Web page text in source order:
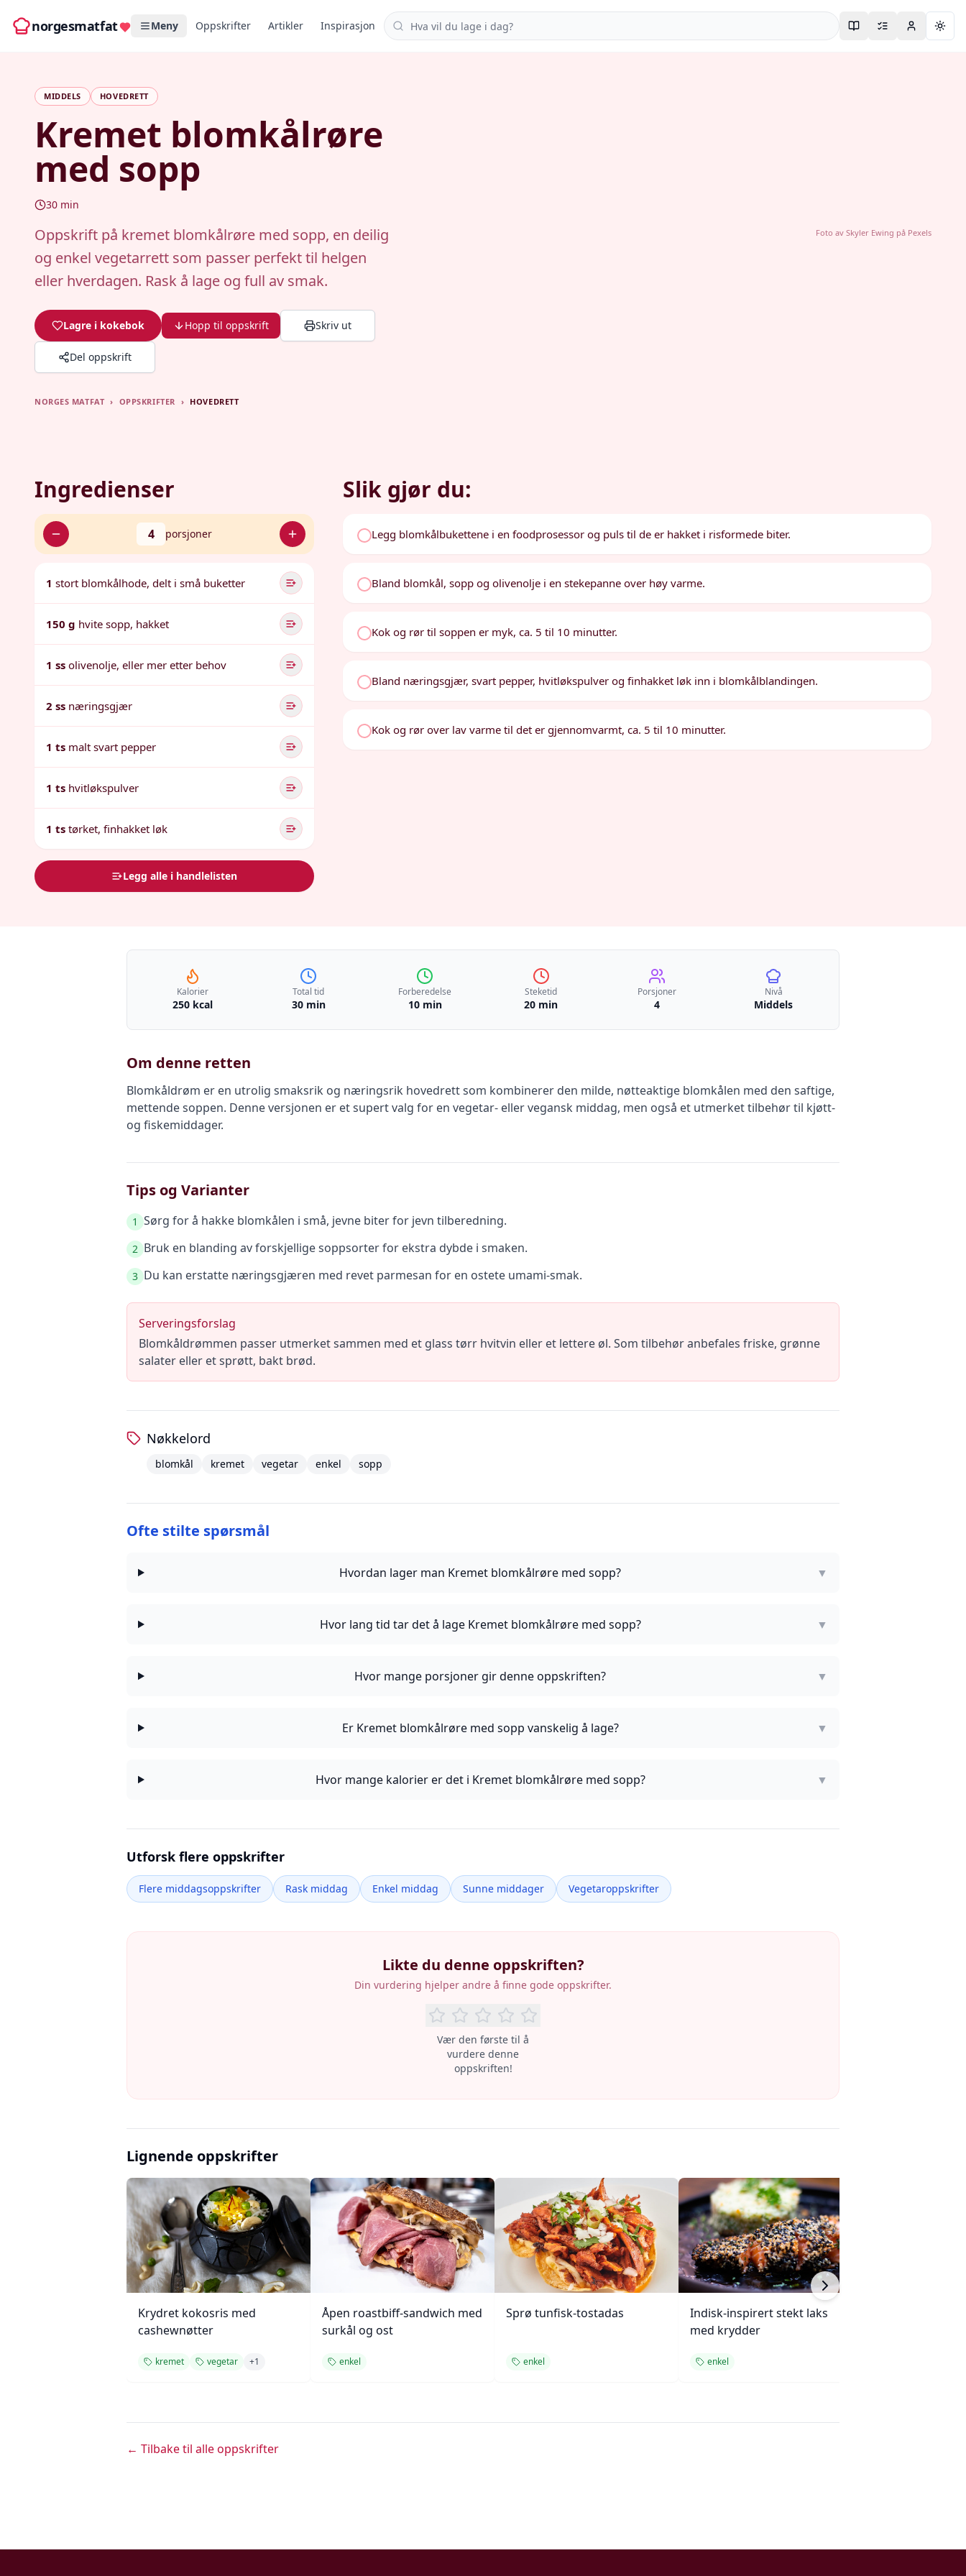
norgesmatfat Meny Oppskrifter Artikler Inspirasjon Søk i oppskrifter
MIDDELS HOVEDRETT
Kremet blomkålrøre
med sopp
30 min
Oppskrift på kremet blomkålrøre med sopp, en deilig
og enkel vegetarrett som passer perfekt til helgen
eller hverdagen. Rask å lage og full av smak.
Lagre i kokebok Hopp til oppskrift Skriv ut
Del oppskrift
Foto av Skyler Ewing på Pexels
NORGES MATFAT › OPPSKRIFTER › HOVEDRETT
Ingredienser
4 porsjoner
1 stort blomkålhode, delt i små buketter
150 g hvite sopp, hakket
1 ss olivenolje, eller mer etter behov
2 ss næringsgjær
1 ts malt svart pepper
1 ts hvitløkspulver
1 ts tørket, finhakket løk
Legg alle i handlelisten
Slik gjør du:
Legg blomkålbukettene i en foodprosessor og puls til de er hakket i risformede biter.
Bland blomkål, sopp og olivenolje i en stekepanne over høy varme.
Kok og rør til soppen er myk, ca. 5 til 10 minutter.
Bland næringsgjær, svart pepper, hvitløkspulver og finhakket løk inn i blomkålblandingen.
Kok og rør over lav varme til det er gjennomvarmt, ca. 5 til 10 minutter.
Kalorier
250 kcal
Total tid
30 min
Forberedelse
10 min
Steketid
20 min
Porsjoner
4
Nivå
Middels
Om denne retten
Blomkåldrøm er en utrolig smaksrik og næringsrik hovedrett som kombinerer den milde, nøtteaktige blomkålen med den saftige,
mettende soppen. Denne versjonen er et supert valg for en vegetar- eller vegansk middag, men også et utmerket tilbehør til kjøtt-
og fiskemiddager.
Tips og Varianter
1 Sørg for å hakke blomkålen i små, jevne biter for jevn tilberedning.
2 Bruk en blanding av forskjellige soppsorter for ekstra dybde i smaken.
3 Du kan erstatte næringsgjæren med revet parmesan for en ostete umami-smak.
Serveringsforslag
Blomkåldrømmen passer utmerket sammen med et glass tørr hvitvin eller et lettere øl. Som tilbehør anbefales friske, grønne
salater eller et sprøtt, bakt brød.
Nøkkelord
blomkål kremet vegetar enkel sopp
Ofte stilte spørsmål
Hvordan lager man Kremet blomkålrøre med sopp? ▼
Hvor lang tid tar det å lage Kremet blomkålrøre med sopp? ▼
Hvor mange porsjoner gir denne oppskriften? ▼
Er Kremet blomkålrøre med sopp vanskelig å lage? ▼
Hvor mange kalorier er det i Kremet blomkålrøre med sopp? ▼
Utforsk flere oppskrifter
Flere middagsoppskrifter Rask middag Enkel middag Sunne middager Vegetaroppskrifter
Likte du denne oppskriften?
Din vurdering hjelper andre å finne gode oppskrifter.
Vær den første til å
vurdere denne
oppskriften!
Lignende oppskrifter
Krydret kokosris med
cashewnøtter
kremet vegetar +1
Åpen roastbiff-sandwich med
surkål og ost
enkel
Sprø tunfisk-tostadas
enkel
Indisk-inspirert stekt laks
med krydder
enkel
← Tilbake til alle oppskrifter